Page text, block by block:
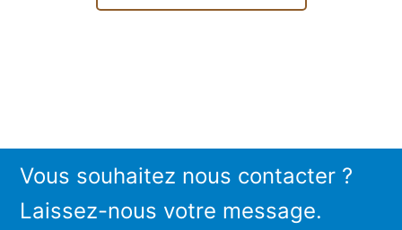
Vous souhaitez nous contacter ?
Laissez-nous votre message.